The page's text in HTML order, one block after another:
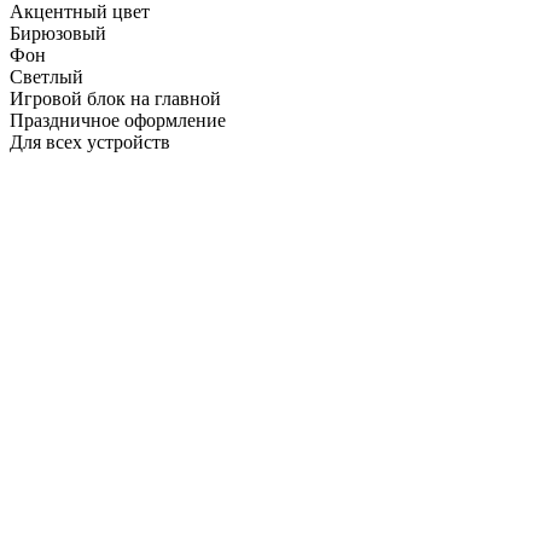
Акцентный цвет
Бирюзовый
Фон
Светлый
Игровой блок на главной
Праздничное оформление
Для всех устройств